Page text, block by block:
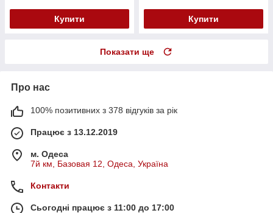
Купити Купити
Показати ще
Про нас
100% позитивних з 378 відгуків за рік
Працює з 13.12.2019
м. Одеса
7й км, Базовая 12, Одеса, Україна
Контакти
Сьогодні працює з 11:00 до 17:00